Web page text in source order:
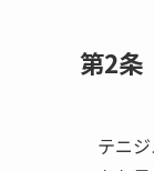
第2条
テニ